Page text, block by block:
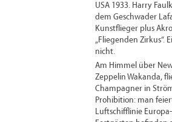
USA 1933. Harry
dem Geschwader
Kunstflieger plus
„Fliegenden Zirkus“.
nicht.
Am Himmel über
Zeppelin Wakanda,
Champagner in
Prohibition: man
Luftschifflinie